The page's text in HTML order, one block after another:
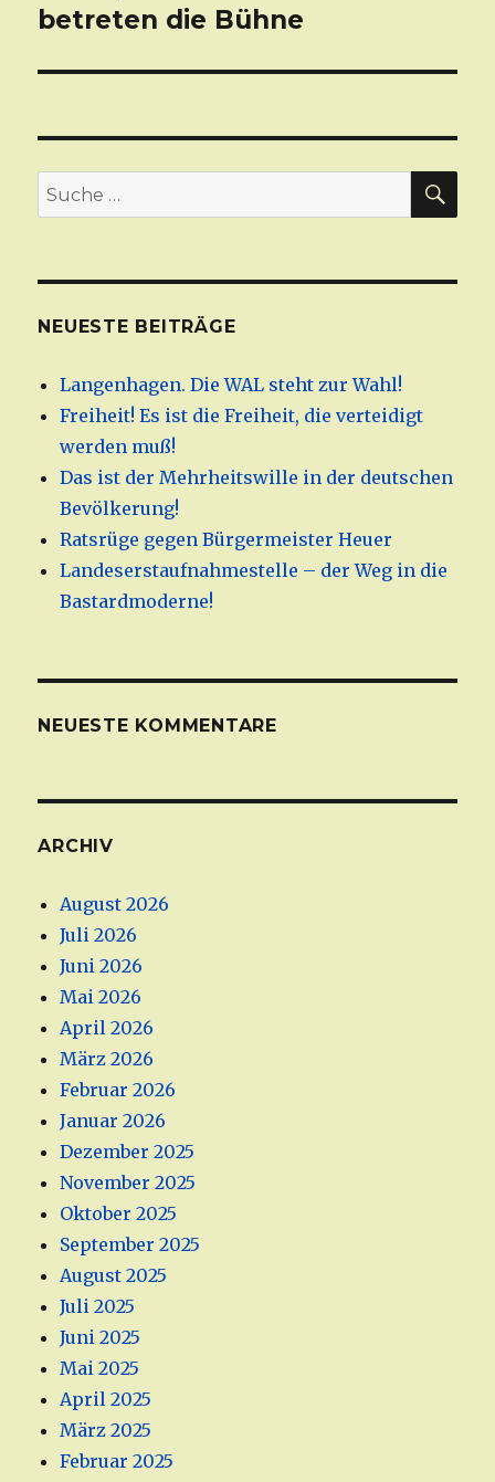
Beitrag:
betreten die Bühne
Suche
nach:
NEUESTE BEITRÄGE
Langenhagen. Die WAL steht zur Wahl!
Freiheit! Es ist die Freiheit, die verteidigt
werden muß!
Das ist der Mehrheitswille in der deutschen
Bevölkerung!
Ratsrüge gegen Bürgermeister Heuer
Landeserstaufnahmestelle – der Weg in die
Bastardmoderne!
NEUESTE KOMMENTARE
ARCHIV
August 2026
Juli 2026
Juni 2026
Mai 2026
April 2026
März 2026
Februar 2026
Januar 2026
Dezember 2025
November 2025
Oktober 2025
September 2025
August 2025
Juli 2025
Juni 2025
Mai 2025
April 2025
März 2025
Februar 2025